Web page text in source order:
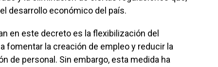
desarrollo económico del país.
en este decreto es la flexibilización del
fomentar la creación de empleo y reducir la
de personal. Sin embargo, esta medida ha